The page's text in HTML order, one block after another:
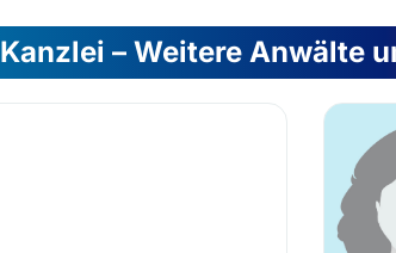
Kanzlei – Weitere Anwälte